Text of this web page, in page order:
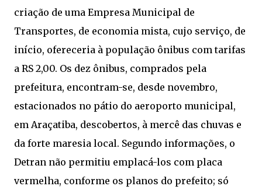
criação de uma Empresa Municipal de
Transportes, de economia mista, cujo serviço, de
início, ofereceria à população ônibus com tarifas
a RS 2,00. Os dez ônibus, comprados pela
prefeitura, encontram-se, desde novembro,
estacionados no pátio do aeroporto municipal,
em Araçatiba, descobertos, à mercê das chuvas e
da forte maresia local. Segundo informações, o
Detran não permitiu emplacá-los com placa
vermelha, conforme os planos do prefeito; só